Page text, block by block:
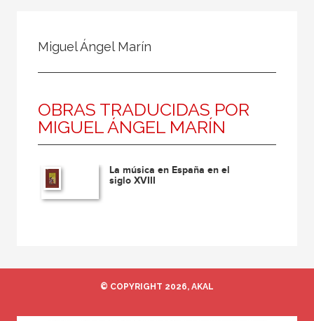
Coordinador
Editor
Escritor
Escritora
Miguel Ángel Marín
OBRAS TRADUCIDAS POR
MIGUEL ÁNGEL MARÍN
La música en España en el
siglo XVIII
© COPYRIGHT 2026, AKAL